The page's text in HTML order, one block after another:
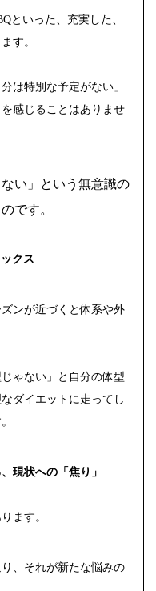
といった、充実した、
す。
は特別な予定がない」
感じることはありませ
い」という無意識の
です。
クス
ンが近づくと体系や外
ゃない」と自分の体型
ダイエットに走ってし
現状への「焦り」
ます。
、それが新たな悩みの